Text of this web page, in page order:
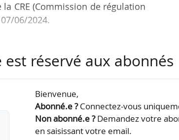
CRE (Commission de régulation
06/2024.
le CoRDiS dans sa décision de
à payer à la SCI Garabeuf
est réservé aux abonnés
Bienvenue,
Abonné.e ?Connectez-vous
Non abonné.e ?Demandez votre
en saisissant votre email.